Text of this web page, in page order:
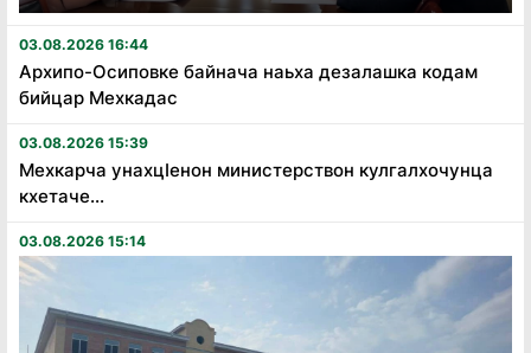
03.08.2026 16:44
Архипо-Осиповке байнача наьха дезалашка кодам
бийцар Мехкадас
03.08.2026 15:39
Мехкарча унахцӏенон министерствон кулгалхочунца
кхетаче...
03.08.2026 15:14